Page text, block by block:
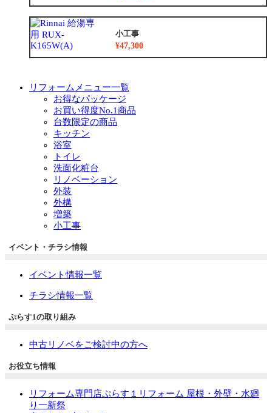
小工事
¥47,300
リフォームメニュー一覧
お得なパッケージ
お買い得度No.1商品
台数限定の商品
キッチン
浴室
トイレ
洗面化粧台
リノベーション
外装
外構
増築
小工事
イベント・チラシ情報
イベント情報一覧
チラシ情報一覧
ぷらす1の取り組み
中古リノベをご検討中の方へ
お役立ち情報
リフォーム専門店ぷらす１リフォーム 屋根・外壁・水廻
り一新祭